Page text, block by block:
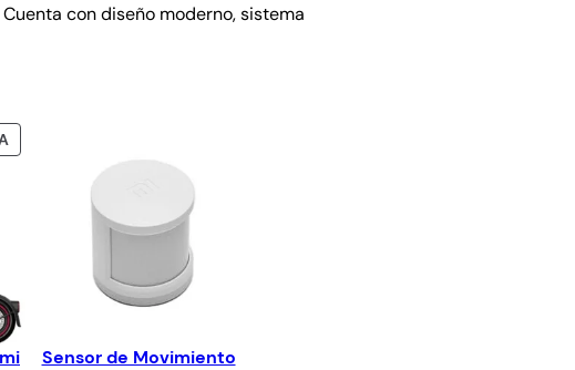
con diseño moderno, sistema
Sensor de Movimiento